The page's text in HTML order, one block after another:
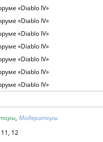
«Diablo IV»
«Diablo IV»
«Diablo IV»
«Diablo IV»
«Diablo IV»
«Diablo IV»
«Diablo IV»
, Модераторы
11, 12